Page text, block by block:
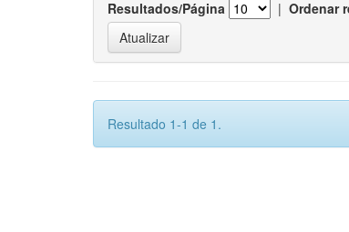
Resultados/Página | Ordenar
Resultado 1-1 de 1.